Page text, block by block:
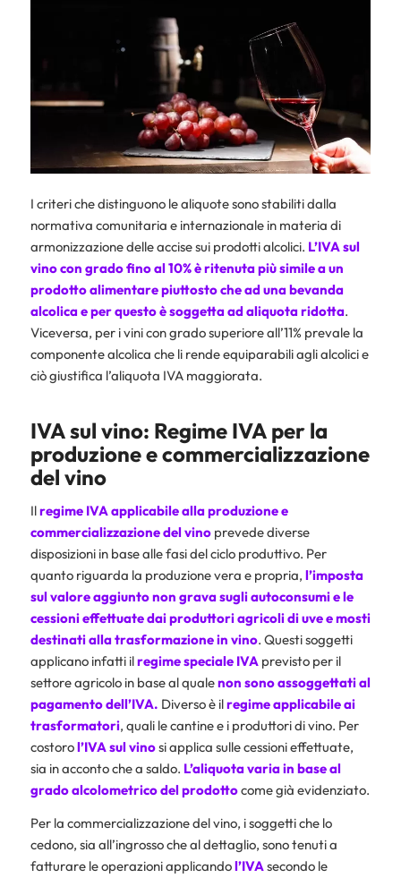
I criteri che distinguono le aliquote sono stabiliti dalla
normativa comunitaria e internazionale in materia di
armonizzazione delle accise sui prodotti alcolici. L’IVA sul
vinocon grado fino al 10% è ritenuta più simile a un
prodotto alimentare piuttosto che ad una bevanda
alcolica e per questo è soggetta ad aliquota ridotta.
Viceversa, per i vini con grado superiore all’11% prevale la
componente alcolica che li rende equiparabili agli alcolici e
ciò giustifica l’aliquota IVA maggiorata.
IVA sul vino: Regime IVA per la
produzione e commercializzazione
del vino
Ilregime IVA applicabile alla produzione e
commercializzazione del vinoprevede diverse
disposizioni in base alle fasi del ciclo produttivo. Per
quanto riguarda la produzione vera e propria, l’imposta
sul valore aggiuntonon grava sugli autoconsumi e le
cessioni effettuate dai produttori agricoli di uve e mosti
destinati alla trasformazione in vino. Questi soggetti
applicano infatti ilregime speciale IVAprevisto per il
settore agricolo in base al qualenon sono assoggettati al
pagamento dell’IVA. Diverso è ilregime applicabile ai
trasformatori, quali le cantine e i produttori di vino. Per
costorol’IVA sul vinosi applica sulle cessioni effettuate,
sia in acconto che a saldo. L’aliquota varia in base al
grado alcolometrico del prodottocome già evidenziato.
Per la commercializzazione del vino, i soggetti che lo
cedono, sia all’ingrosso che al dettaglio, sono tenuti a
fatturare le operazioni applicandol’IVAsecondo le